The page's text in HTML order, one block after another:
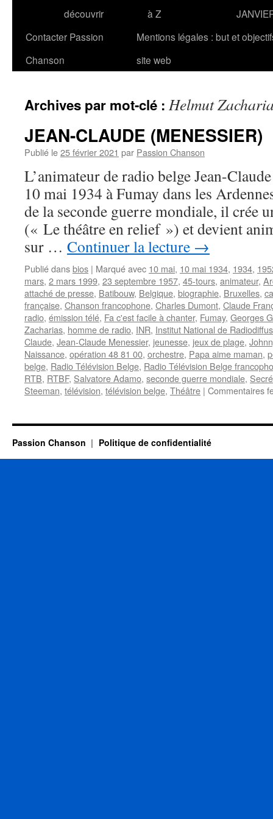
découvrir
à Z
Contacter Passion
Chanson
Mentions légales : but et
site web
Archives par mot-clé : Helmut
JEAN-CLAUDE (MENESSIER)
Publié le25 février 2021 par Passion Chanson
L’animateur de radio belge Jean-
10 mai 1934 à Fumay dans les
de la seconde guerre mondiale, il crée
(« Le théâtre en relief ») et devient
sur … Continuer la lecture →
Publié dansbios | Marqué avec 10 mai, 10 mai 1934, 1934,
mars, 2 mars 1999, 23 septembre 1957, 45-tours, animateur,
attaché de presse, Batibouw, Belgique, biographie, Bruxelles,
française, Chanson francophone, Charles Dumont, Claude
radio, émission télé, Fa c'est facile à chanter, Fumay, Georges
Zacharias, homme de radio, INR, Institut National de
Claude, Jean-Claude Menessier, jeunesse, jeux de plage,
Naissance, opération 48 81 00, orchestre, Papa aime maman,
belge, Radio Télévision Belge, Radio Télévision Belge
RTB, RTBF, Salvatore Adamo, seconde guerre mondiale,
Steeman, télévision, télévision belge, Théâtre | Commentaires
Passion Chanson Politique de confidentialité